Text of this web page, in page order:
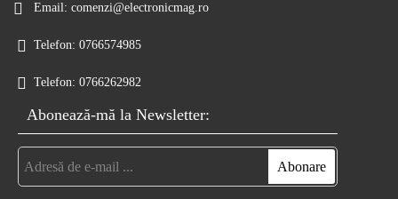
Email: comenzi@electronicmag.ro
Telefon: 0766574985
Telefon: 0766262982
Abonează-mă la Newsletter: